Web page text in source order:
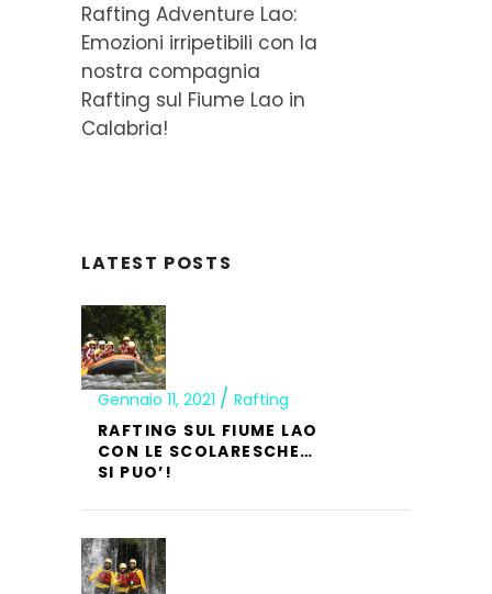
Rafting Adventure Lao:
Emozioni irripetibili con la
nostra compagnia
Rafting sul Fiume Lao in
Calabria!
LATEST POSTS
Gennaio 11, 2021
Rafting
RAFTING SUL FIUME LAO
CON LE SCOLARESCHE…
SI PUO’!